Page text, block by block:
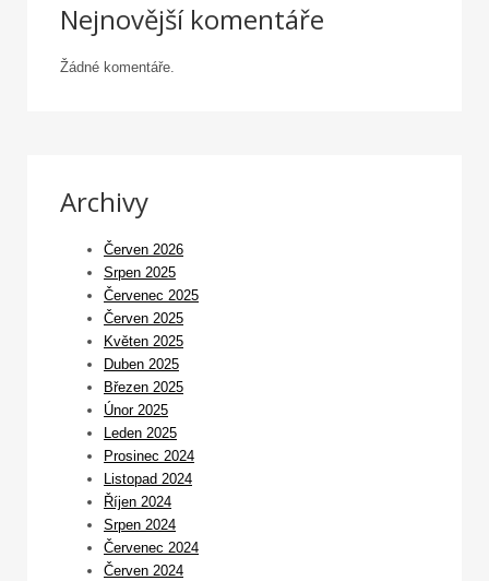
Nejnovější komentáře
Žádné komentáře.
Archivy
Červen 2026
Srpen 2025
Červenec 2025
Červen 2025
Květen 2025
Duben 2025
Březen 2025
Únor 2025
Leden 2025
Prosinec 2024
Listopad 2024
Říjen 2024
Srpen 2024
Červenec 2024
Červen 2024